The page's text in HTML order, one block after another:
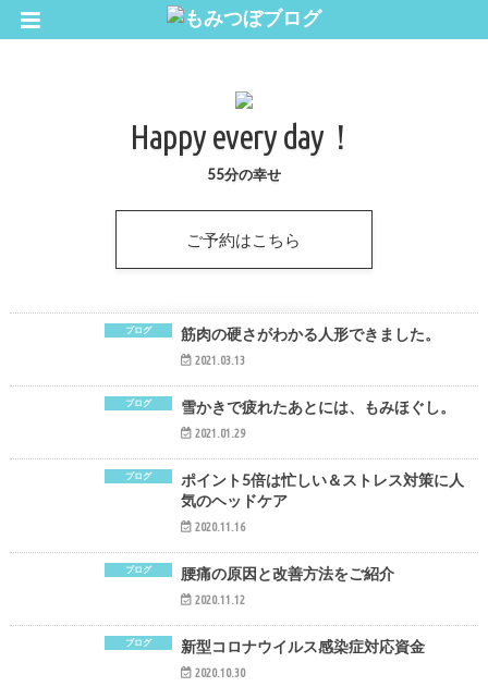
Happy every day！
55分の幸せ
ご予約はこちら
ブログ 筋肉の硬さがわかる人形できました。
2021.03.13
ブログ 雪かきで疲れたあとには、もみほぐし。
2021.01.29
ブログ
ポイント5倍は忙しい＆ストレス対策に人
気のヘッドケア
2020.11.16
ブログ 腰痛の原因と改善方法をご紹介
2020.11.12
ブログ 新型コロナウイルス感染症対応資金
2020.10.30